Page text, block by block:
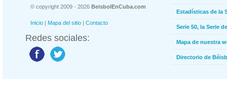
© copyright 2009 - 2026 BeisbolEnCuba.com
Inicio | Mapa del sitio | Contacto
Redes sociales:
Estadísticas de la
Serie 50, la Serie
Mapa de nuestra
Directorio de